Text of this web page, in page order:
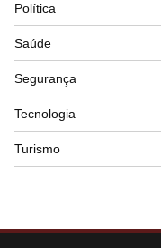
Política
Saúde
Segurança
Tecnologia
Turismo